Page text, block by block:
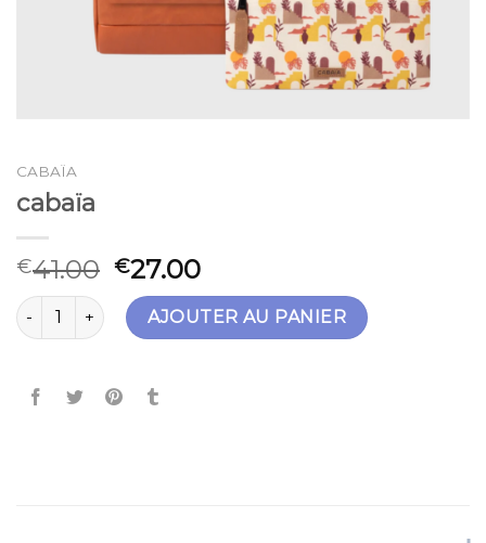
CABAÏA
cabaïa
€41.00 €27.00
quantité de cabaïaAJOUTER AU PANIER